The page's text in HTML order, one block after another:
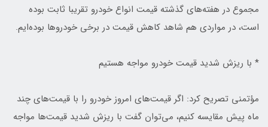
مجموع در هفته‌های گذشته قیمت انواع خودرو تقریبا ثابت بوده
است، در ‌مواردی هم شاهد کاهش قیمت در برخی خودروها بوده‌ایم.
* با ریزش شدید قیمت‌ خودرو مواجه هستیم‌
مؤتمنی تصریح کرد: اگر ‌قیمت‌های امروز خودرو را با قیمت‌های چند
ماه پیش مقایسه کنیم، می‌توان گفت با ریزش شدید قیمت‌ها مواجه